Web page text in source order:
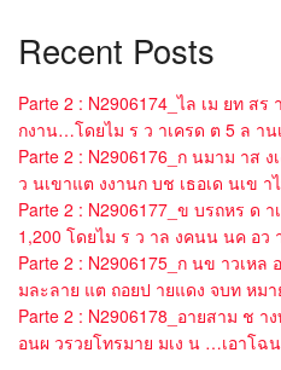
Recent Posts
Parte 2 : N2906174_ไล เม ยท สร
กงาน…โดยไม ร ว าเครด ต 5 ล าน
Parte 2 : N2906176_ก นมาม าส
ว นเขาแต งงานก บช เธอเด นเข
Parte 2 : N2906177_ข บรถหร ด
1,200 โดยไม ร ว าล งคนน นค อว
Parte 2 : N2906175_ก นข าวเหล
มละลาย แต ถอยป ายแดง จบท หม
Parte 2 : N2906178_อายสาม ช
อนผ วรวยโทรมาย มเง น …เอาโฉ